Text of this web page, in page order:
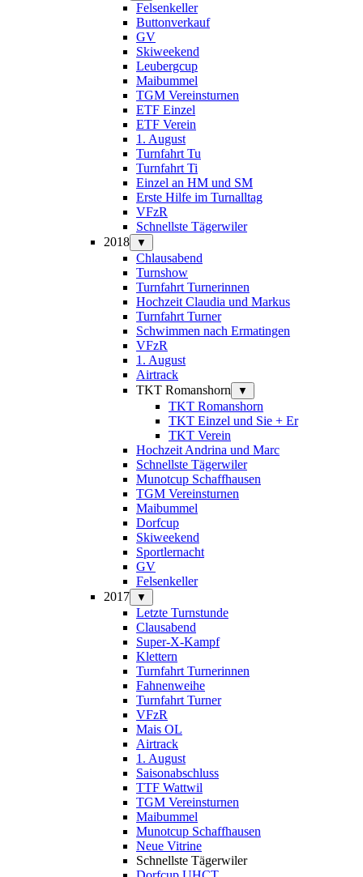
Felsenkeller
Buttonverkauf
GV
Skiweekend
Leubergcup
Maibummel
TGM Vereinsturnen
ETF Einzel
ETF Verein
1. August
Turnfahrt Tu
Turnfahrt Ti
Einzel an HM und SM
Erste Hilfe im Turnalltag
VFzR
Schnellste Tägerwiler
2018
▼
Chlausabend
Turnshow
Turnfahrt Turnerinnen
Hochzeit Claudia und Markus
Turnfahrt Turner
Schwimmen nach Ermatingen
VFzR
1. August
Airtrack
TKT Romanshorn
▼
TKT Romanshorn
TKT Einzel und Sie + Er
TKT Verein
Hochzeit Andrina und Marc
Schnellste Tägerwiler
Munotcup Schaffhausen
TGM Vereinsturnen
Maibummel
Dorfcup
Skiweekend
Sportlernacht
GV
Felsenkeller
2017
▼
Letzte Turnstunde
Clausabend
Super-X-Kampf
Klettern
Turnfahrt Turnerinnen
Fahnenweihe
Turnfahrt Turner
VFzR
Mais OL
Airtrack
1. August
Saisonabschluss
TTF Wattwil
TGM Vereinsturnen
Maibummel
Munotcup Schaffhausen
Neue Vitrine
Schnellste Tägerwiler